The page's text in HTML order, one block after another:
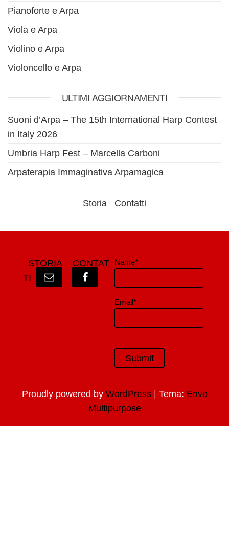
Pianoforte e Arpa
Viola e Arpa
Violino e Arpa
Violoncello e Arpa
ULTIMI AGGIORNAMENTI
Suoni d’Arpa – The 15th International Harp Contest
in Italy 2026
Umbria Harp Fest – Marcella Carboni
Arpaterapia Immaginativa Arpamagica
Storia Contatti
STORIA
CONTAT
TI
Name*
Email*
Proudly powered by WordPress | Tema: Envo
Multipurpose